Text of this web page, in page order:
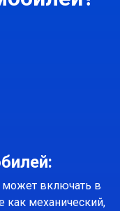
может включать в
как механический,